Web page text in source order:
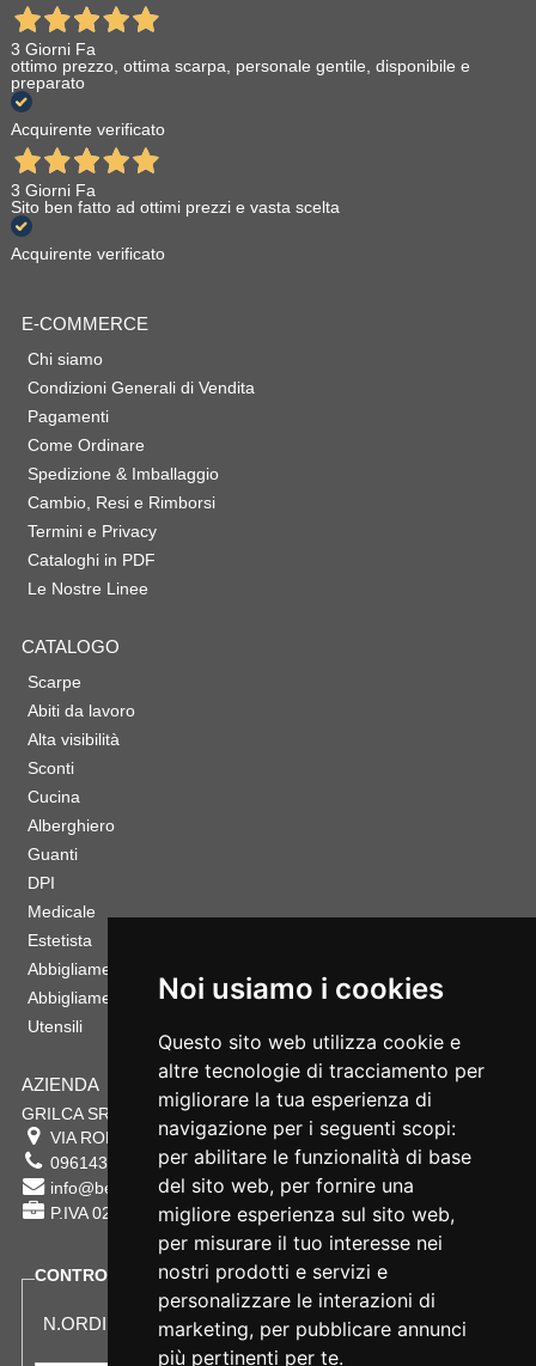
Noi usiamo i cookies
Questo sito web utilizza cookie e
altre tecnologie di tracciamento per
migliorare la tua esperienza di
navigazione per i seguenti scopi:
per abilitare le funzionalità di base
del sito web, per fornire una
migliore esperienza sul sito web,
per misurare il tuo interesse nei
nostri prodotti e servizi e
personalizzare le interazioni di
marketing, per pubblicare annunci
più pertinenti per te.
3 Giorni Fa
ottimo prezzo, ottima scarpa, personale gentile, disponibile e
preparato
Acquirente verificato
3 Giorni Fa
Sito ben fatto ad ottimi prezzi e vasta scelta
Acquirente verificato
E-COMMERCE
Chi siamo
Condizioni Generali di Vendita
Pagamenti
Come Ordinare
Spedizione & Imballaggio
Cambio, Resi e Rimborsi
Termini e Privacy
Cataloghi in PDF
Le Nostre Linee
CATALOGO
Scarpe
Abiti da lavoro
Alta visibilità
Sconti
Cucina
Alberghiero
Guanti
DPI
Medicale
Estetista
Abbigliamento Sportivo
Abbigliamento Bambino
Utensili
AZIENDA
GRILCA SRL
VIA ROMA 180 88054 SERSALE CZ
0961432177
info@bestsafety.it
P.IVA 02342180797
CONTROLLA LO STATO DEL TUO ORDINE
N.ORDINE: